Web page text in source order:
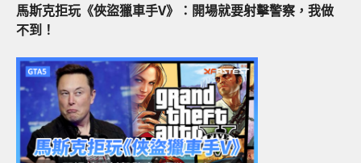
馬斯克拒玩《俠盜獵車手V》：開場就要射擊警察，我做
不到！